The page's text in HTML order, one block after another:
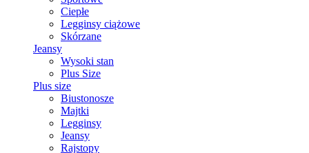
Ciepłe
Legginsy ciążowe
Skórzane
Jeansy
Wysoki stan
Plus Size
Plus size
Biustonosze
Majtki
Legginsy
Jeansy
Rajstopy